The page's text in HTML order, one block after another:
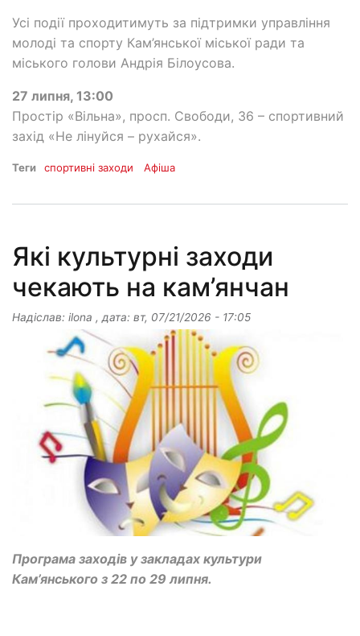
Усі події проходитимуть за підтримки управління
молоді та спорту Кам’янської міської ради та
міського голови Андрія Білоусова.
27 липня, 13:00
Простір «Вільна», просп. Свободи, 36 – спортивний
захід «Не лінуйся – рухайся».
Теги спортивні заходи Афіша
Які культурні заходи
чекають на кам’янчан
Надіслав: ilona , дата: вт, 07/21/2026 - 17:05
Програма заходів у закладах культури
Кам’янського з 22 по 29 липня.